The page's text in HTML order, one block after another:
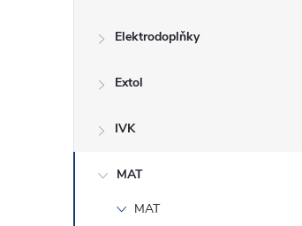
Elektrodoplňky
Extol
IVK
MAT
MAT